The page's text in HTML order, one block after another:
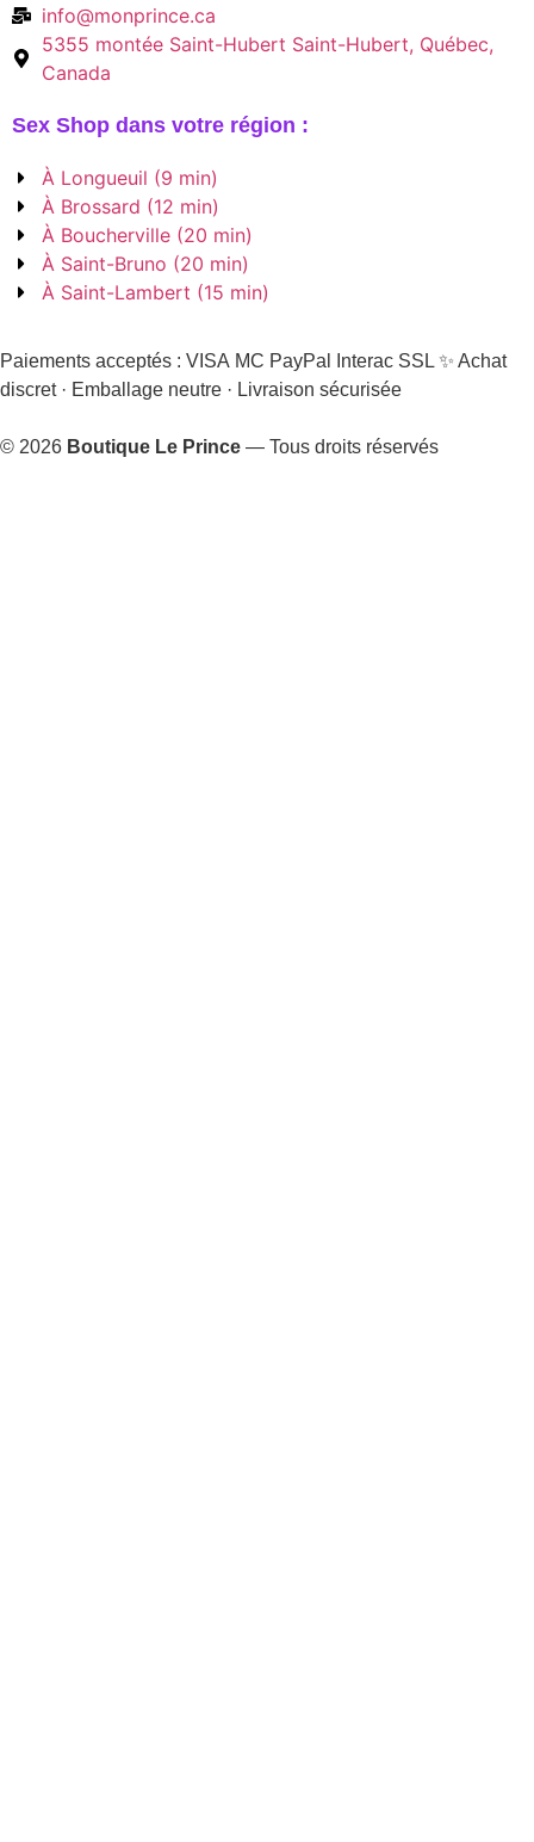
info@monprince.ca
5355 montée Saint-Hubert Saint-Hubert, Québec,
Canada
Sex Shop dans votre région :
À Longueuil (9 min)
À Brossard (12 min)
À Boucherville (20 min)
À Saint-Bruno (20 min)
À Saint-Lambert (15 min)
Paiements acceptés : VISA MC PayPal Interac SSL ✨ Achat
discret · Emballage neutre · Livraison sécurisée
© 2026 Boutique Le Prince — Tous droits réservés